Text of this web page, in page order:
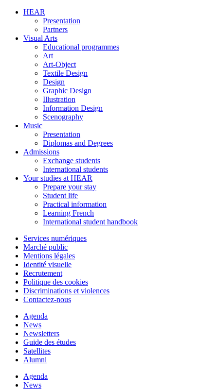
HEAR
Presentation
Partners
Visual Arts
Educational programmes
Art
Art-Object
Textile Design
Design
Graphic Design
Illustration
Information Design
Scenography
Music
Presentation
Diplomas and Degrees
Admissions
Exchange students
International students
Your studies at HEAR
Prepare your stay
Student life
Practical information
Learning French
International student handbook
Services numériques
Marché public
Mentions légales
Identité visuelle
Recrutement
Politique des cookies
Discriminations et violences
Contactez-nous
Agenda
News
Newsletters
Guide des études
Satellites
Alumni
Agenda
News